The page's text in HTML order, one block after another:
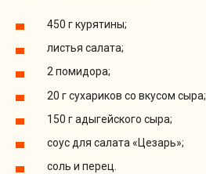
450 г курятины;
листья салата;
2 помидора;
20 г сухариков со вкусом сыра;
150 г адыгейского сыра;
соус для салата «Цезарь»;
соль и перец.